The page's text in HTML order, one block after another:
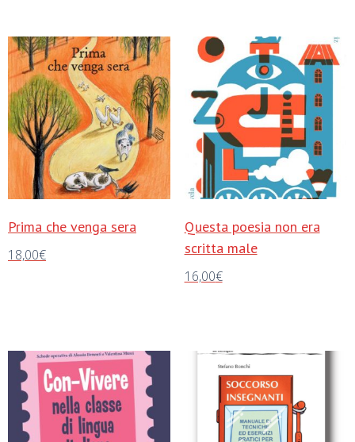
Prima che venga sera
18,00€
Questa poesia non era
scritta male
16,00€